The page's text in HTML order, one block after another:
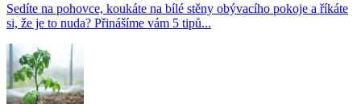
Sedíte na pohovce, koukáte na bílé stěny obývacího pokoje a říkáte
si, že je to nuda? Přinášíme vám 5 tipů...